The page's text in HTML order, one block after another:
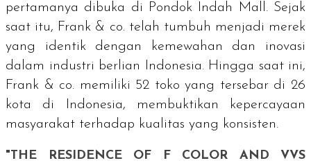
pertamanya dibuka di Pondok Indah Mall. Sejak
saat itu, Frank & co. telah tumbuh menjadi merek
yang identik dengan kemewahan dan inovasi
dalam industri berlian Indonesia. Hingga saat ini,
Frank & co. memiliki 52 toko yang tersebar di 26
kota di Indonesia, membuktikan kepercayaan
masyarakat terhadap kualitas yang konsisten.
"THE RESIDENCE OF F COLOR AND VVS